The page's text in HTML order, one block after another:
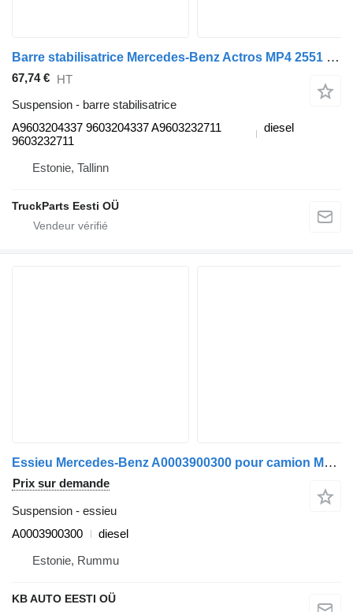
Barre stabilisatrice Mercedes-Benz Actros MP4 2551 (01.13-) A9603204337 pour camion Mercedes-Benz Actros MP4 Antos Arocs (2012-)
67,74 € HT
Suspension - barre stabilisatrice
A9603204337 9603204337 A9603232711
9603232711
diesel
Estonie, Tallinn
TruckParts Eesti OÜ
Essieu Mercedes-Benz A0003900300 pour camion Mercedes-Benz Actros MP4 Antos Arocs (2012-)
Prix sur demande
Suspension - essieu
A0003900300
diesel
Estonie, Rummu
KB AUTO EESTI OÜ